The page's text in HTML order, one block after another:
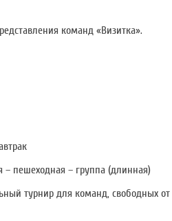
команд «Визитка».
– пешеходная – группа (длинная)
турнир для команд, свободных